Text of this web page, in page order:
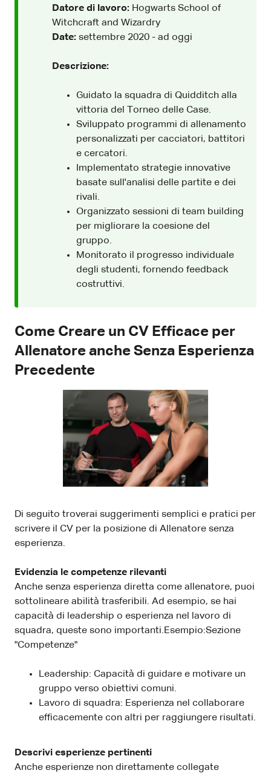
Datore di lavoro: Hogwarts School of
Witchcraft and Wizardry
Date: settembre 2020 - ad oggi
Descrizione:
Guidato la squadra di Quidditch alla
vittoria del Torneo delle Case.
Sviluppato programmi di allenamento
personalizzati per cacciatori, battitori
e cercatori.
Implementato strategie innovative
basate sull'analisi delle partite e dei
rivali.
Organizzato sessioni di team building
per migliorare la coesione del
gruppo.
Monitorato il progresso individuale
degli studenti, fornendo feedback
costruttivi.
Come Creare un CV Efficace per
Allenatore anche Senza Esperienza
Precedente
Di seguito troverai suggerimenti semplici e pratici per
scrivere il CV per la posizione di Allenatore senza
esperienza.
Evidenzia le competenze rilevanti
Anche senza esperienza diretta come allenatore, puoi
sottolineare abilità trasferibili. Ad esempio, se hai
capacità di leadership o esperienza nel lavoro di
squadra, queste sono importanti.Esempio:Sezione
"Competenze"
Leadership: Capacità di guidare e motivare un
gruppo verso obiettivi comuni.
Lavoro di squadra: Esperienza nel collaborare
efficacemente con altri per raggiungere risultati.
Descrivi esperienze pertinenti
Anche esperienze non direttamente collegate